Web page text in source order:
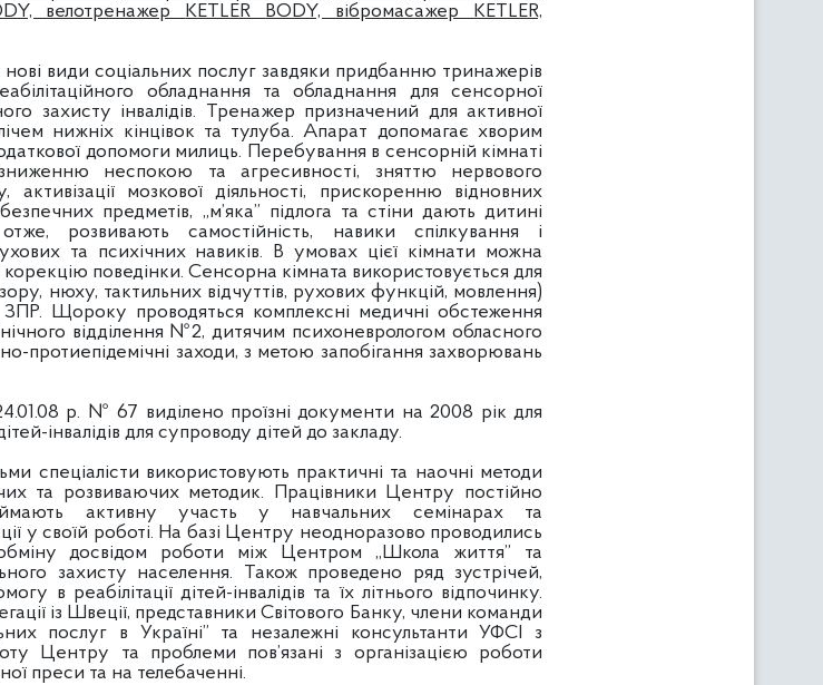
велотренажер KETLER BODY, вібромасажер KETLER,
види соціальних послуг завдяки придбанню тринажерів
обладнання та обладнання для сенсорної
захисту інвалідів. Тренажер призначений для активної
нижніх кінцівок та тулуба. Апарат допомагає хворим
допомоги милиць. Перебування в сенсорній кімнаті
неспокою та агресивності, зняттю нервового
мозкової діяльності, прискоренню відновних
предметів, „м’яка” підлога та стіни дають дитині
розвивають самостійність, навики спілкування і
та психічних навиків. В умовах цієї кімнати можна
поведінки. Сенсорна кімната використовується для
нюху, тактильних відчуттів, рухових функцій, мовлення)
Щороку проводяться комплексні медичні обстеження
відділення №2, дитячим психоневрологом обласного
протиепідемічні заходи, з метою запобігання захворювань
р. № 67 виділено проїзні документи на 2008 рік для
інвалідів для супроводу дітей до закладу.
використовують практичні та наочні методи
та розвиваючих методик. Працівники Центру постійно
активну участь у навчальних семінарах та
у своїй роботі. На базі Центру неодноразово проводились
досвідом роботи між Центром „Школа життя” та
захисту населення. Також проведено ряд зустрічей,
в реабілітації дітей-інвалідів та їх літнього відпочинку.
із Швеції, представники Світового Банку, члени команди
послуг в Україні” та незалежні консультанти УФСІ з
Центру та проблеми пов’язані з організацією роботи
преси та на телебаченні.